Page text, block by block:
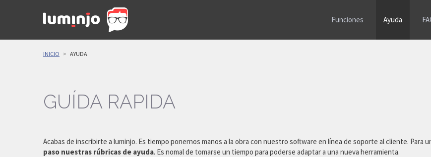
Funciones Ayuda
INICIO AYUDA
GUÍDA RAPIDA
Acabas de inscribirte a luminjo. Es tiempo ponernos manos a la obra con nuestro software en línea de soporte al cliente. Para
paso nuestras rúbricas de ayuda. Es nomal de tomarse un tiempo para poderse adaptar a una nueva herramienta.